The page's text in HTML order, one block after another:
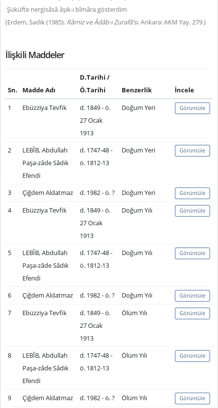
Şüküfte nergisâsâ âşık-ı bîmâra gösterdim
(Erdem, Sadık (1985). Râmiz ve Âdâb-ı Zurafâ’sı. Ankara: AKM Yay. 279.)
İlişkili Maddeler
Sn. Madde Adı
D.Tarihi /
Ö.Tarihi
Benzerlik
İncele
1
Ebüzziya Tevfik
d. 1849 - ö.
27 Ocak
1913
Doğum Yeri Görüntüle
2
LEBÎB, Abdullah
Paşa-zâde Sâdık
Efendi
d. 1747-48 -
ö. 1812-13
Doğum Yeri Görüntüle
3 Çiğdem Aldatmaz d. 1982 - ö. ? Doğum Yeri Görüntüle
4 Ebüzziya Tevfik
d. 1849 - ö.
27 Ocak
1913
Doğum Yılı Görüntüle
5
LEBÎB, Abdullah
Paşa-zâde Sâdık
Efendi
d. 1747-48 -
ö. 1812-13
Doğum Yılı Görüntüle
6 Çiğdem Aldatmaz d. 1982 - ö. ? Doğum Yılı Görüntüle
7 Ebüzziya Tevfik
d. 1849 - ö.
27 Ocak
1913
Ölüm Yılı Görüntüle
8
LEBÎB, Abdullah
Paşa-zâde Sâdık
Efendi
d. 1747-48 -
ö. 1812-13
Ölüm Yılı Görüntüle
9 Çiğdem Aldatmaz d. 1982 - ö. ? Ölüm Yılı Görüntüle